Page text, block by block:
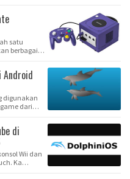
satu
berbagai
Android
digunakan
dari
di
Wii dan
Ka…